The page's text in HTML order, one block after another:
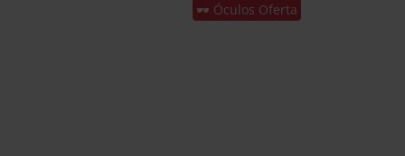
🕶️ Óculos Oferta